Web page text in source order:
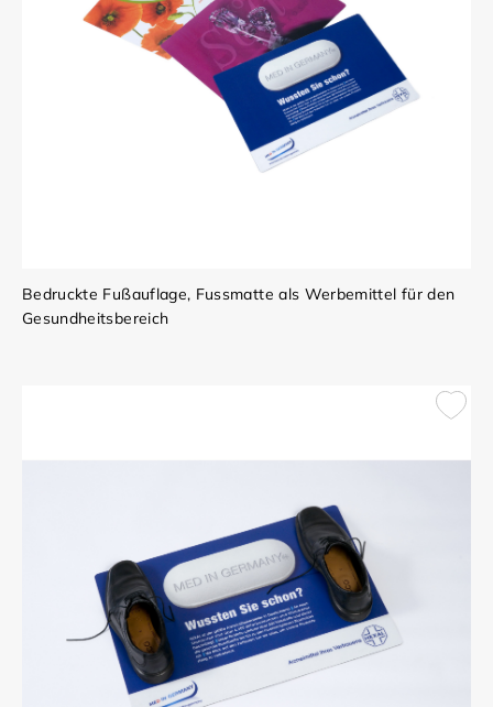
Bedruckte Fußauflage, Fussmatte als Werbemittel für den
Gesundheitsbereich